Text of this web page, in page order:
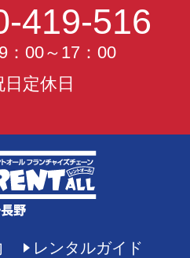
419-516
00～17：00
日定休日
レンタルガイド